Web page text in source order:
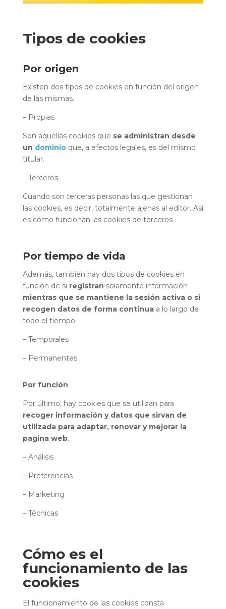
Tipos de cookies
Por origen
Existen dos tipos de cookies en función del origen
de las mismas.
– Propias
Son aquellas cookies que se administran desde
un dominioque, a efectos legales, es del mismo
titular.
– Terceros
Cuando son terceras personas las que gestionan
las cookies, es decir, totalmente ajenas al editor. Así
es cómo funcionan las cookies de terceros
Por tiempo de vida
Además, también hay dos tipos de cookies en
función de si registran solamente información
mientras que se mantiene la sesión activa o si
recogen datos de forma continuaa lo largo de
todo el tiempo.
– Temporales
– Permanentes
Por función
Por último, hay cookies que se utilizan para
recoger información y datos que sirvan de
utilizada para adaptar, renovar y mejorar la
pagina web.
– Análisis
– Preferencias
– Marketing
– Técnicas
Cómo es el
funcionamiento de las
cookies
El funcionamiento de las cookies consta